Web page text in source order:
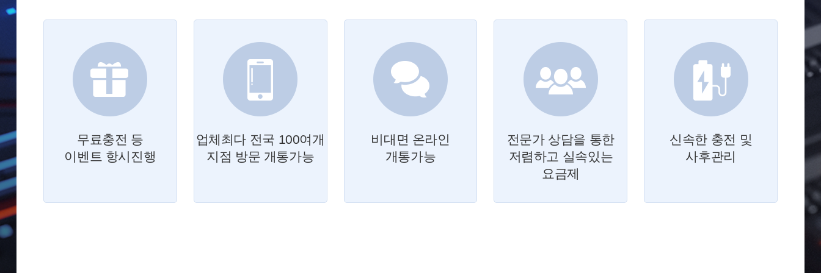
무료충전 등
이벤트 항시진행
업체최다 전국 100여개
지점 방문 개통가능
비대면 온라인
개통가능
전문가 상담을 통한
저렴하고 실속있는
요금제
신속한 충전 및
사후관리